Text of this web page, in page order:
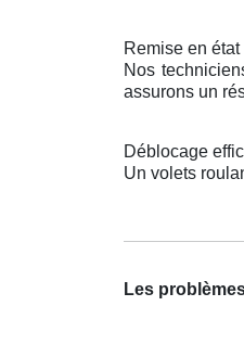
Remise en état
Nos
assurons un
Déblocage
Un volets
Les